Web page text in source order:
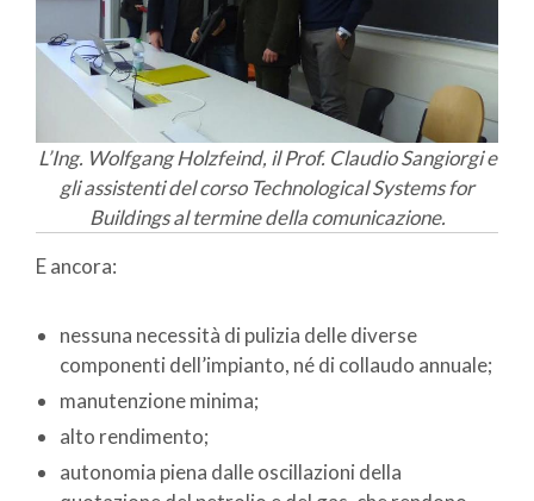
L’Ing. Wolfgang Holzfeind, il Prof. Claudio Sangiorgi e
gli assistenti del corso Technological Systems for
Buildings al termine della comunicazione.
E ancora:
nessuna necessità di pulizia delle diverse
componenti dell’impianto, né di collaudo annuale;
manutenzione minima;
alto rendimento;
autonomia piena dalle oscillazioni della